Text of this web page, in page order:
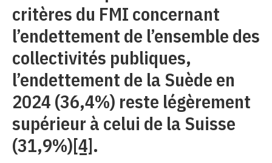
critères du FMI concernant
l’endettement de l’ensemble des
collectivités publiques,
l’endettement de la Suède en
2024 (36,4%) reste légèrement
supérieur à celui de la Suisse
(31,9%)[4].